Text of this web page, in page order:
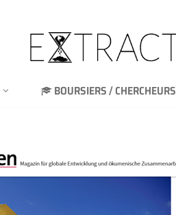
BOURSIERS / CHERCHEURS